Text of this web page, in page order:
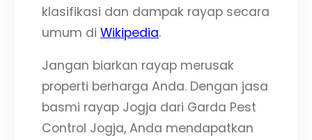
klasifikasi dan dampak rayap secara
umum di Wikipedia.
Jangan biarkan rayap merusak
properti berharga Anda. Dengan jasa
basmi rayap Jogja dari Garda Pest
Control Jogja, Anda mendapatkan